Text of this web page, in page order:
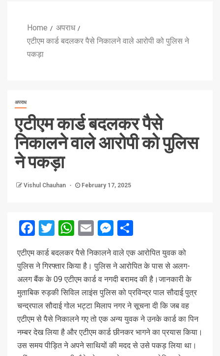
Home
अपराध
एटीएम कार्ड बदलकर पैसे निकालने वाले आरोपी को पुलिस ने
पकड़ा
अपराध
एटीएम कार्ड बदलकर पैसे
निकालने वाले आरोपी को पुलिस
ने पकड़ा
Vishul Chauhan February 17, 2025
Facebook
Twitter
WhatsApp
EmailMessenger
एटीएम कार्ड बदलकर पैसे निकालने वाले एक आरोपित युवक को
पुलिस ने गिरफ्तार किया है। पुलिस ने आरोपित के पास से अलग-
अलग बैंक के 09 एटीएम कार्ड व नगदी बरामद की है।जानकारी के
मुताबिक रुड़की सिविल लाइंस पुलिस को प्रविन्द्र पाल सौदाई पुत्र
चन्द्रपाल सौदाई गोल भट्टा मिलाप नगर ने सूचना दी कि जब वह
एटीएम से पैसे निकालने गए तो एक अन्य युवक ने उनके कार्ड का पिन
नम्बर देख लिया है और एटीएम कार्ड छीनकर भागने का प्रयास किया।
उस समय पीड़ित ने अपने साथियों की मदद से उसे पकड़ लिया था।